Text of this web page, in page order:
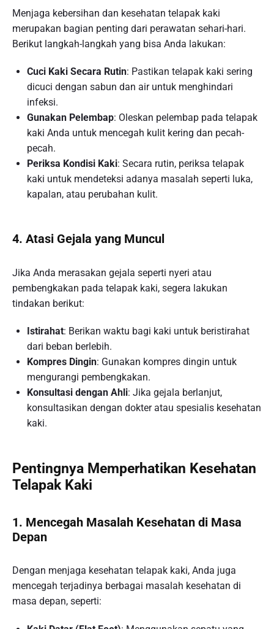
Menjaga kebersihan dan kesehatan telapak kaki
merupakan bagian penting dari perawatan sehari-hari.
Berikut langkah-langkah yang bisa Anda lakukan:
Cuci Kaki Secara Rutin: Pastikan telapak kaki sering
dicuci dengan sabun dan air untuk menghindari
infeksi.
Gunakan Pelembap: Oleskan pelembap pada telapak
kaki Anda untuk mencegah kulit kering dan pecah-
pecah.
Periksa Kondisi Kaki: Secara rutin, periksa telapak
kaki untuk mendeteksi adanya masalah seperti luka,
kapalan, atau perubahan kulit.
4. Atasi Gejala yang Muncul
Jika Anda merasakan gejala seperti nyeri atau
pembengkakan pada telapak kaki, segera lakukan
tindakan berikut:
Istirahat: Berikan waktu bagi kaki untuk beristirahat
dari beban berlebih.
Kompres Dingin: Gunakan kompres dingin untuk
mengurangi pembengkakan.
Konsultasi dengan Ahli: Jika gejala berlanjut,
konsultasikan dengan dokter atau spesialis kesehatan
kaki.
Pentingnya Memperhatikan Kesehatan
Telapak Kaki
1. Mencegah Masalah Kesehatan di Masa
Depan
Dengan menjaga kesehatan telapak kaki, Anda juga
mencegah terjadinya berbagai masalah kesehatan di
masa depan, seperti: